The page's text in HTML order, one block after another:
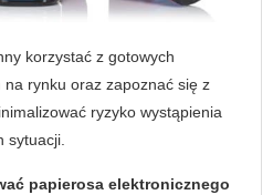
korzystać z gotowych
rynku oraz zapoznać się z
ryzyko wystąpienia
sytuacji.
papierosa elektronicznego